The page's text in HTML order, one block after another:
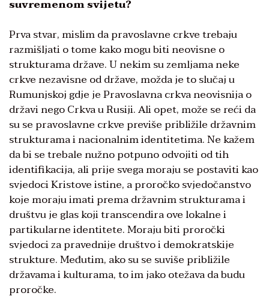
suvremenom svijetu?
Prva stvar, mislim da pravoslavne crkve trebaju
razmišljati o tome kako mogu biti neovisne o
strukturama države. U nekim su zemljama neke
crkve nezavisne od države, možda je to slučaj u
Rumunjskoj gdje je Pravoslavna crkva neovisnija o
državi nego Crkva u Rusiji. Ali opet, može se reći da
su se pravoslavne crkve previše približile državnim
strukturama i nacionalnim identitetima. Ne kažem
da bi se trebale nužno potpuno odvojiti od tih
identifikacija, ali prije svega moraju se postaviti kao
svjedoci Kristove istine, a proročko svjedočanstvo
koje moraju imati prema državnim strukturama i
društvu je glas koji transcendira ove lokalne i
partikularne identitete. Moraju biti proročki
svjedoci za pravednije društvo i demokratskije
strukture. Međutim, ako su se suviše približile
državama i kulturama, to im jako otežava da budu
proročke.